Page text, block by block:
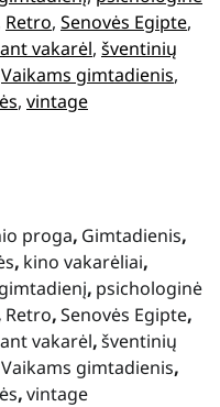
Retro, Senovės Egipte
vakarėl, šventinių
Vaikams gimtadienis
, vintage
proga, Gimtadienis,
, kino vakarėliai,
, psichologinė
Retro,Senovės Egipte,
vakarėl,šventinių
Vaikams gimtadienis,
,vintage